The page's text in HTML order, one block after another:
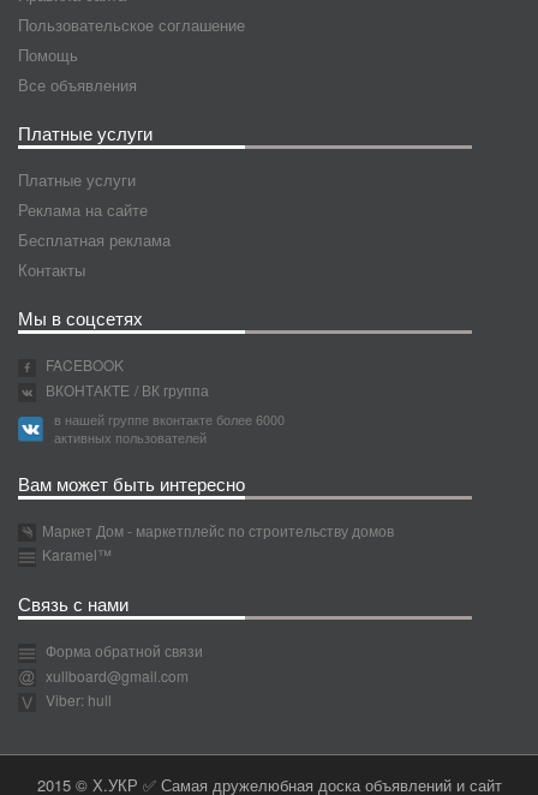
Пользовательское соглашение
Помощь
Все объявления
Платные услуги
Платные услуги
Реклама на сайте
Бесплатная реклама
Контакты
Мы в соцсетях
FACEBOOK
ВКОНТАКТЕ / ВК группа
в нашей группе вконтакте более 6000
активных пользователей
Вам может быть интересно
Маркет Дом - маркетплейс по строительству домов
Karamel™
Связь с нами
Форма обратной связи
xullboard@gmail.com
Viber: hull
2015 © Х.УКР ✅ Самая дружелюбная доска объявлений и сайт